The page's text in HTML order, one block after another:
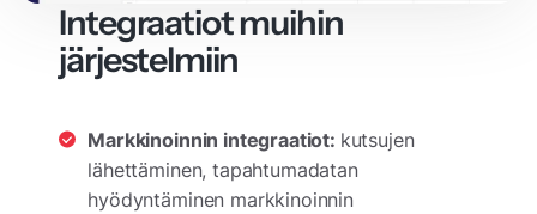
Integraatiot muihin
järjestelmiin
Markkinoinnin integraatiot: kutsujen
lähettäminen, tapahtumadatan
hyödyntäminen markkinoinnin